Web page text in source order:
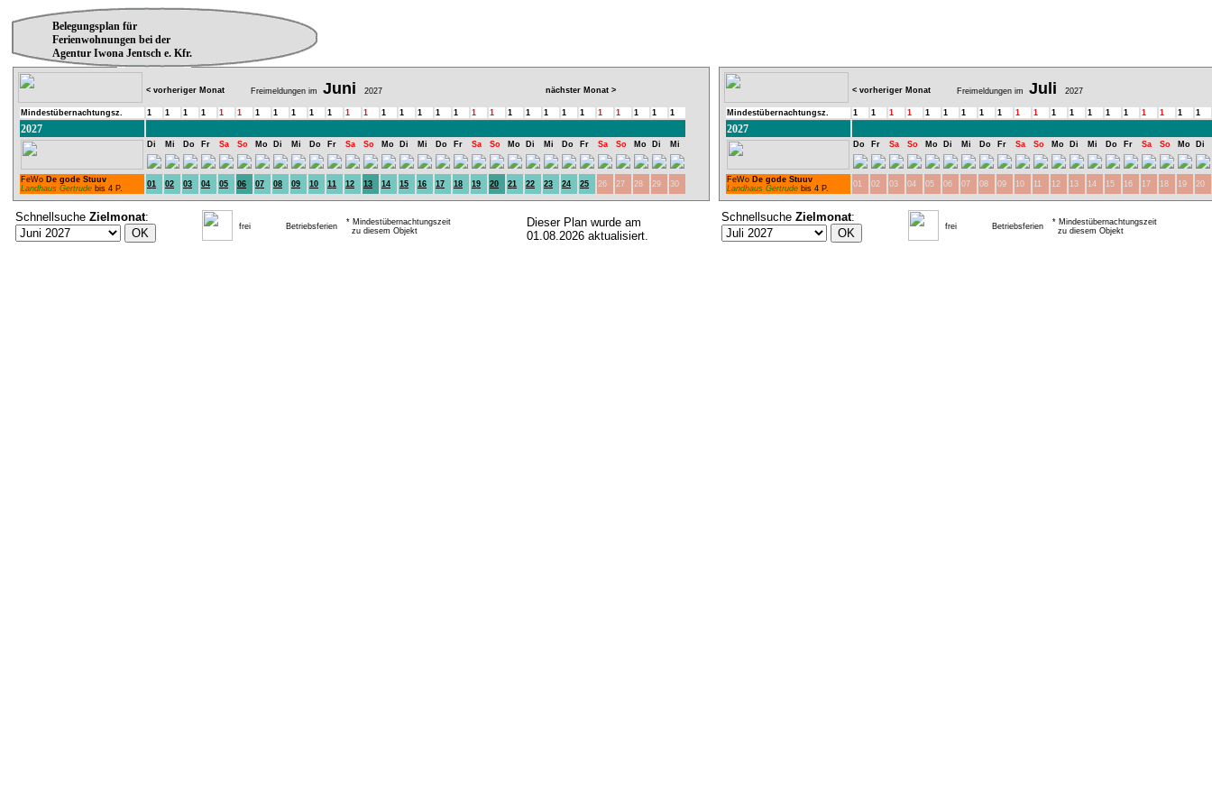
Belegungsplan für
Ferienwohnungen bei der
Agentur Iwona Jentsch e. Kfr.
< vorheriger Monat Freimeldungen im Juni 2027 nächster Monat >
Mindestübernachtungsz. 1 1 1 1 1 1 1 1 1 1 1 1 1 1 1 1 1 1 1 1 1 1 1 1 1 1 1 1 1 1
2027
Di Mi Do Fr Sa So Mo Di Mi Do Fr Sa So Mo Di Mi Do Fr Sa So Mo Di Mi Do Fr Sa So Mo Di Mi
FeWo De gode Stuuv
Landhaus Gertrude bis 4 P. 01 02 03 04 05 06 07 08 09 10 11 12 13 14 15 16 17 18 19 20 21 22 23 24 25 26 27 28 29 30
Schnellsuche Zielmonat:
frei Betriebsferien
* Mindestübernachtungszeit
zu diesem Objekt
Dieser Plan wurde am
01.08.2026 aktualisiert.
< vorheriger Monat Freimeldungen im Juli 2027
Mindestübernachtungsz. 1 1 1 1 1 1 1 1 1 1 1 1 1 1 1 1 1 1 1 1
2027
Do Fr Sa So Mo Di Mi Do Fr Sa So Mo Di Mi Do Fr Sa So Mo Di
FeWo De gode Stuuv
Landhaus Gertrude bis 4 P. 01 02 03 04 05 06 07 08 09 10 11 12 13 14 15 16 17 18 19 20
Schnellsuche Zielmonat:
frei Betriebsferien
* Mindestübernachtungszeit
zu diesem Objekt